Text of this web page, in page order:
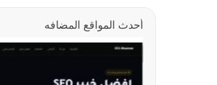
أحدث المواقع المضافه